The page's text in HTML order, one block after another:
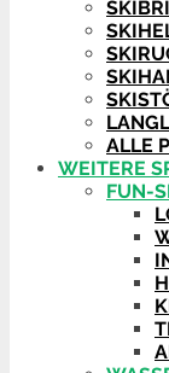
ALLE
WEITERE
FUN-